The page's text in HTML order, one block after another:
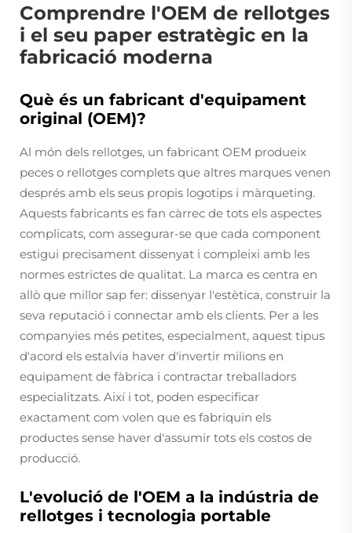
Comprendre l'OEM de rellotges
i el seu paper estratègic en la
fabricació moderna
Què és un fabricant d'equipament
original (OEM)?
Al món dels rellotges, un fabricant OEM produeix
peces o rellotges complets que altres marques venen
després amb els seus propis logotips i màrqueting.
Aquests fabricants es fan càrrec de tots els aspectes
complicats, com assegurar-se que cada component
estigui precisament dissenyat i compleixi amb les
normes estrictes de qualitat. La marca es centra en
allò que millor sap fer: dissenyar l'estètica, construir la
seva reputació i connectar amb els clients. Per a les
companyies més petites, especialment, aquest tipus
d'acord els estalvia haver d'invertir milions en
equipament de fàbrica i contractar treballadors
especialitzats. Així i tot, poden especificar
exactament com volen que es fabriquin els
productes sense haver d'assumir tots els costos de
producció.
L'evolució de l'OEM a la indústria de
rellotges i tecnologia portable